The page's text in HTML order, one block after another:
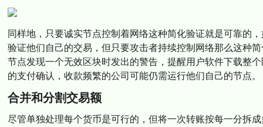
同样地，只要诚实节点控制着网络这种简化验证就是可靠的
验证他们自己的交易，但只要攻击者持续控制网络那么这种
节点发现一个无效区块时发出的警告，提醒用户软件下载整
的支付确认，收款频繁的公司可能仍需运行他们自己的节点。
合并和分割交易额
尽管单独处理每个货币是可行的，但将一次转账按每一分拆